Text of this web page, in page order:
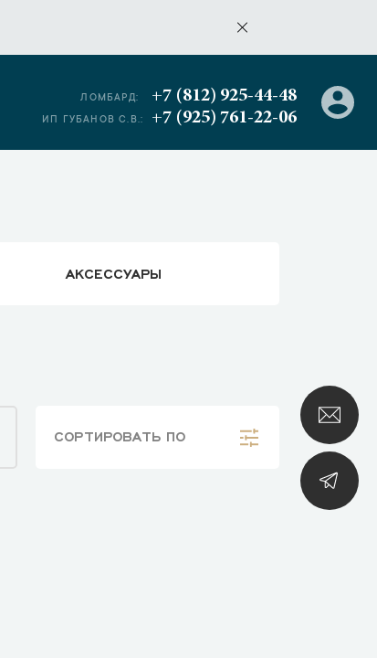
ЛОМБАРД: +7 (812) 925-44-48
ИП ГУБАНОВ С.В.: +7 (925) 761-22-06
АКСЕССУАРЫ
СОРТИРОВАТЬ ПО